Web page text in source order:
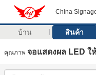
China
บ้าน สินค้า
คุณภาพ จอแสดงผล LED ใ